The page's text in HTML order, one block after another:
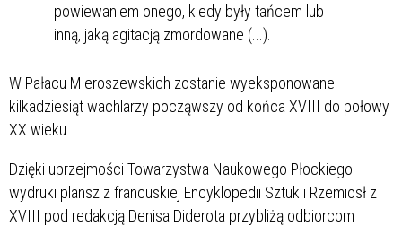
powiewaniem onego, kiedy były tańcem lub
inną, jaką agitacją zmordowane (...).
W Pałacu Mieroszewskich zostanie wyeksponowane
kilkadziesiąt wachlarzy począwszy od końca XVIII do połowy
XX wieku.
Dzięki uprzejmości Towarzystwa Naukowego Płockiego
wydruki plansz z francuskiej Encyklopedii Sztuk i Rzemiosł z
XVIII pod redakcją Denisa Diderota przybliżą odbiorcom